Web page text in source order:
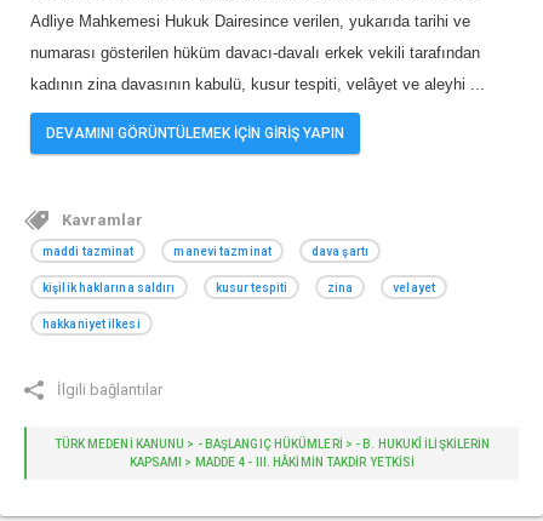
Adliye Mahkemesi Hukuk Dairesince verilen, yukarıda tarihi ve
numarası gösterilen hüküm davacı-davalı erkek vekili tarafından
kadının zina davasının kabulü, kusur tespiti, velâyet ve aleyhi ...
DEVAMINI GÖRÜNTÜLEMEK İÇİN GİRİŞ YAPIN
Kavramlar
maddi tazminat manevi tazminat dava şartı
kişilik haklarına saldırı kusur tespiti zina velayet
hakkaniyet ilkesi
İlgili bağlantılar
TÜRK MEDENİ KANUNU > - BAŞLANGIÇ HÜKÜMLERI > - B. HUKUKÎ ILIŞKILERIN
KAPSAMI > MADDE 4 - III. HÂKIMIN TAKDIR YETKISI